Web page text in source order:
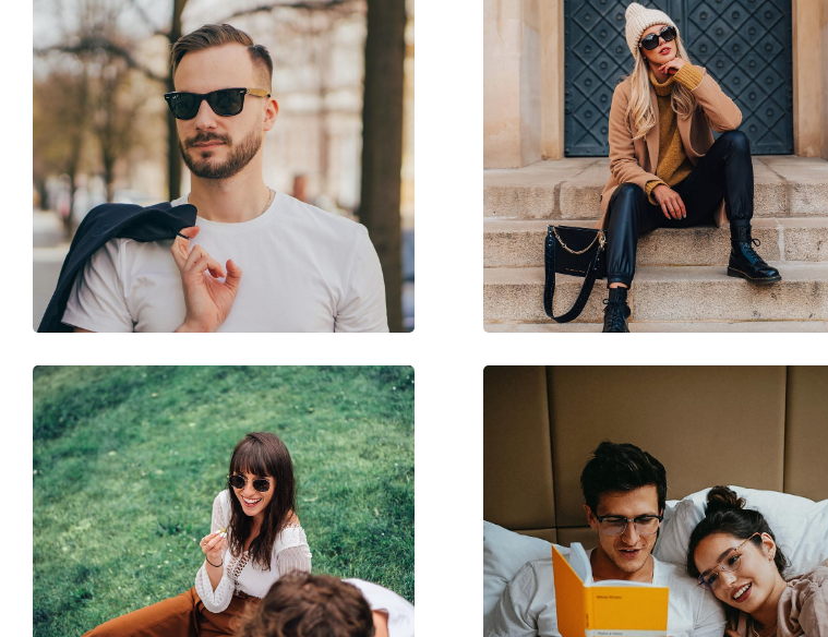
Weiteres
Sex:
Herren
Kategorie:
Sonnenbrillen
Marke:
Tommy Hilfiger
Verwendung:
Code:
TH 1675/S 003 IR 59